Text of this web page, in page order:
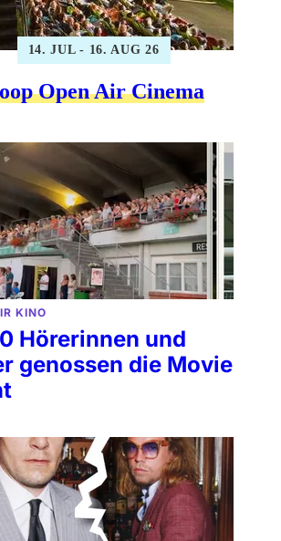
14. JUL - 16. AUG 26
Open Air Cinema
KINO
Hörerinnen und
genossen die Movie